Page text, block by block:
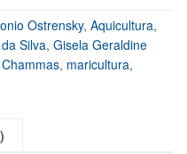
Ostrensky, Aquicultura,
Silva, Gisela Geraldine
, maricultura,